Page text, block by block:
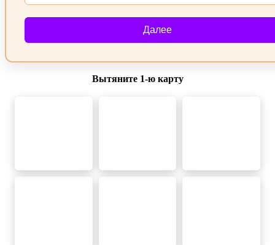
Далее
Вытяните 1‑ю карту